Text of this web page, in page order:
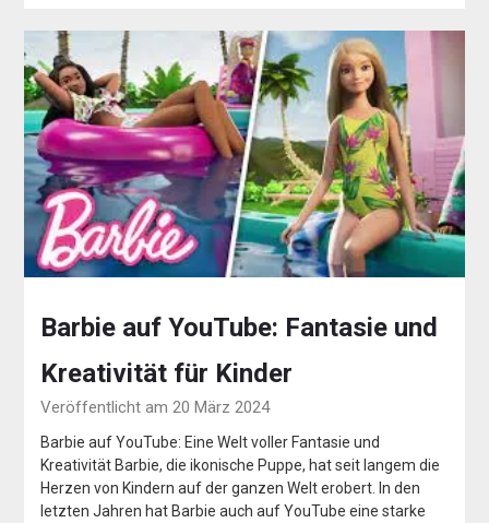
Barbie auf YouTube: Fantasie und
Kreativität für Kinder
Veröffentlicht am 20 März 2024
Barbie auf YouTube: Eine Welt voller Fantasie und
Kreativität Barbie, die ikonische Puppe, hat seit langem die
Herzen von Kindern auf der ganzen Welt erobert. In den
letzten Jahren hat Barbie auch auf YouTube eine starke